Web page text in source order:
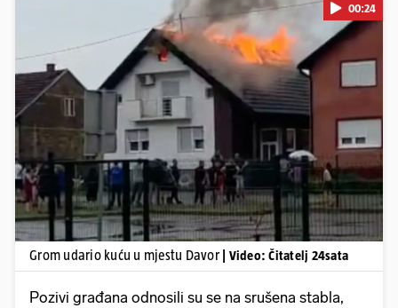
Pokretanje videa...
00:24
Grom udario kuću u mjestu Davor | Video: Čitatelj 24sata
Pozivi građana odnosili su se na srušena stabla,